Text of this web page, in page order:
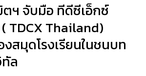
ฯ จับมือ ทีดีซีเอ็กซ์
( TDCX Thailand)
สมุดโรงเรียนในชนบท
ล